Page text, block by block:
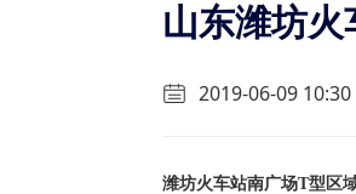
山东潍坊
2019-06-09 10:30
潍坊火车站南广场T型区